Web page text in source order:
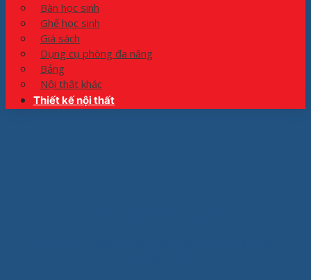
Bàn học sinh
Ghế học sinh
Giá sách
Dụng cụ phòng đa năng
Bảng
Nội thất khác
Thiết kế nội thất